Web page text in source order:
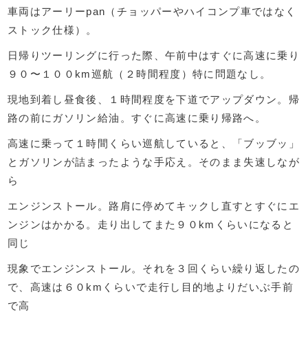
車両はアーリーpan（チョッパーやハイコンプ車ではなく
ストック仕様）。
日帰りツーリングに行った際、午前中はすぐに高速に乗り
９０〜１００km巡航（２時間程度）特に問題なし。
現地到着し昼食後、１時間程度を下道でアップダウン。帰
路の前にガソリン給油。すぐに高速に乗り帰路へ。
高速に乗って１時間くらい巡航していると、「ブッブッ」
とガソリンが詰まったような手応え。そのまま失速しなが
ら
エンジンストール。路肩に停めてキックし直すとすぐにエ
ンジンはかかる。走り出してまた９０kmくらいになると
同じ
現象でエンジンストール。それを３回くらい繰り返したの
で、高速は６０kmくらいで走行し目的地よりだいぶ手前
で高